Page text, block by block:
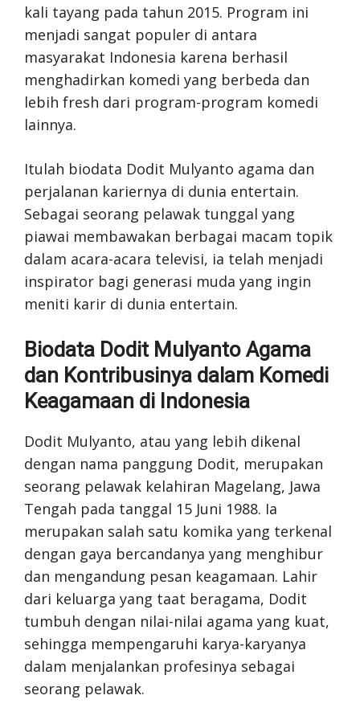
kali tayang pada tahun 2015. Program ini
menjadi sangat populer di antara
masyarakat Indonesia karena berhasil
menghadirkan komedi yang berbeda dan
lebih fresh dari program-program komedi
lainnya.
Itulah biodata Dodit Mulyanto agama dan
perjalanan kariernya di dunia entertain.
Sebagai seorang pelawak tunggal yang
piawai membawakan berbagai macam topik
dalam acara-acara televisi, ia telah menjadi
inspirator bagi generasi muda yang ingin
meniti karir di dunia entertain.
Biodata Dodit Mulyanto Agama
dan Kontribusinya dalam Komedi
Keagamaan di Indonesia
Dodit Mulyanto, atau yang lebih dikenal
dengan nama panggung Dodit, merupakan
seorang pelawak kelahiran Magelang, Jawa
Tengah pada tanggal 15 Juni 1988. Ia
merupakan salah satu komika yang terkenal
dengan gaya bercandanya yang menghibur
dan mengandung pesan keagamaan. Lahir
dari keluarga yang taat beragama, Dodit
tumbuh dengan nilai-nilai agama yang kuat,
sehingga mempengaruhi karya-karyanya
dalam menjalankan profesinya sebagai
seorang pelawak.